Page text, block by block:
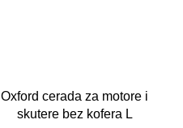
Oxford cerada za motore i
skutere bez kofera L